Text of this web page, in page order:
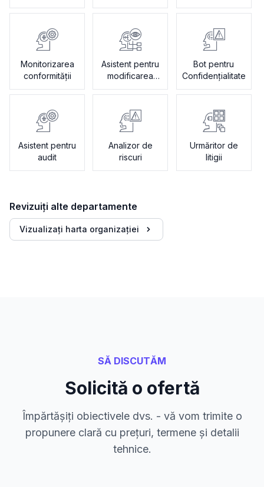
Monitorizarea
conformității
Asistent pentru
modificarea
contractelor
Bot pentru
Confidențialitate
Asistent pentru
audit
Analizor de
riscuri
Urmăritor de
litigii
Revizuiți alte departamente
Vizualizați harta organizației
SĂ DISCUTĂM
Solicită o ofertă
Împărtășiți obiectivele dvs. - vă vom trimite o
propunere clară cu prețuri, termene și detalii
tehnice.